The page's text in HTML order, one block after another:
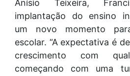
Anísio Teixeira,
implantação do ensino
um novo momento
escolar. “A expectativa é
crescimento com
começando com uma